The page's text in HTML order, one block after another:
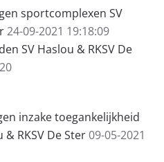
sportcomplexen SV
24-09-2021 19:18:09
SV Haslou & RKSV De
inzake toegankelijkheid
RKSV De Ster09-05-2021